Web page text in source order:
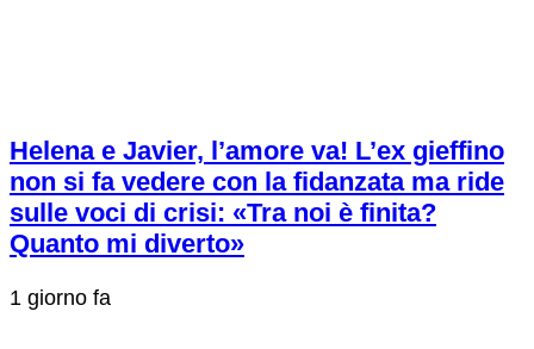
Helena e Javier, l’amore va! L’ex gieffino
non si fa vedere con la fidanzata ma ride
sulle voci di crisi: «Tra noi è finita?
Quanto mi diverto»
1 giorno fa